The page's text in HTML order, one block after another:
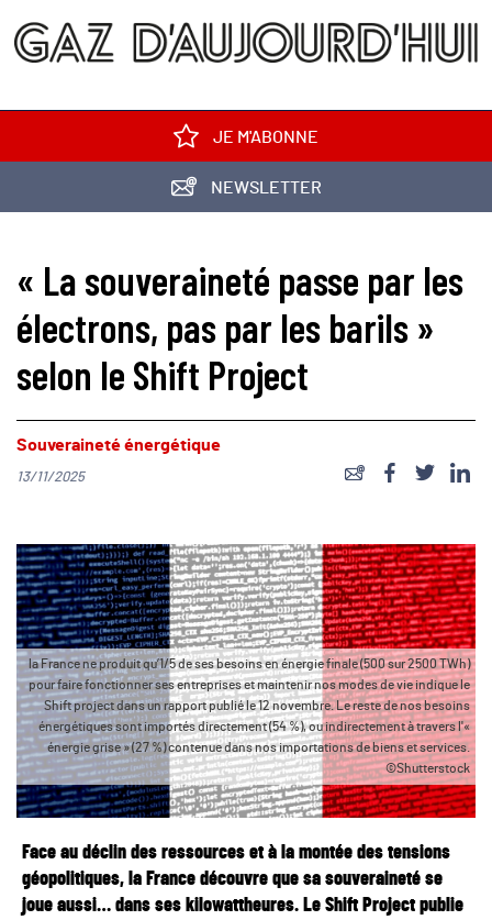
JE M'ABONNE
NEWSLETTER
« La souveraineté passe par les
électrons, pas par les barils »
selon le Shift Project
Souveraineté énergétique
13/11/2025
la France ne produit qu’1/5 de ses besoins en énergie finale (500 sur 2500 TWh)
pour faire fonctionner ses entreprises et maintenir nos modes de vie indique le
Shift project dans un rapport publié le 12 novembre. Le reste de nos besoins
énergétiques sont importés directement (54 %), ou indirectement à travers l'«
énergie grise » (27 %) contenue dans nos importations de biens et services.
©Shutterstock
Face au déclin des ressources et à la montée des tensions
géopolitiques, la France découvre que sa souveraineté se
joue aussi… dans ses kilowattheures. Le Shift Project publie